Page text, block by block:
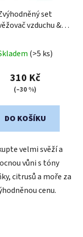
set
vzduchu &
Rubis
hodnocení
produktu
je
z
(>5 ks)
310 Kč
(–30 %)
DO KOŠÍKU
velmi svěží a
vůni s tóny
citrusů a moře za
cenu.